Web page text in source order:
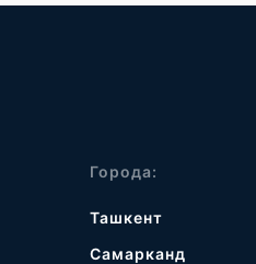
Города:
Ташкент
Самарканд